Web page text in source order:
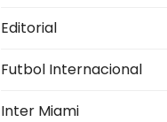
Editorial
Futbol Internacional
Inter Miami